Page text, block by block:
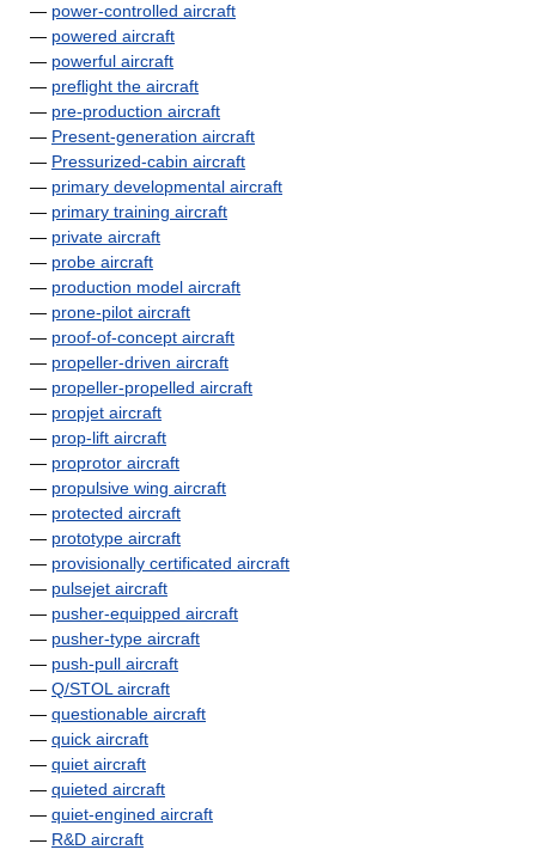
— power-controlled aircraft
— powered aircraft
— powerful aircraft
— preflight the aircraft
— pre-production aircraft
— Present-generation aircraft
— Pressurized-cabin aircraft
— primary developmental aircraft
— primary training aircraft
— private aircraft
— probe aircraft
— production model aircraft
— prone-pilot aircraft
— proof-of-concept aircraft
— propeller-driven aircraft
— propeller-propelled aircraft
— propjet aircraft
— prop-lift aircraft
— proprotor aircraft
— propulsive wing aircraft
— protected aircraft
— prototype aircraft
— provisionally certificated aircraft
— pulsejet aircraft
— pusher-equipped aircraft
— pusher-type aircraft
— push-pull aircraft
— Q/STOL aircraft
— questionable aircraft
— quick aircraft
— quiet aircraft
— quieted aircraft
— quiet-engined aircraft
— R&D aircraft